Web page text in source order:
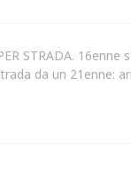
STRADA. 16enne
da un 21enne: